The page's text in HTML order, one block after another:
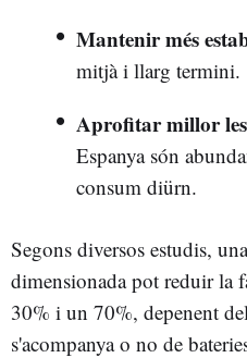
Mantenir més
mitjà i llarg termini.
Aprofitar millor les
Espanya són
consum diürn.
Segons diversos estudis,
dimensionada pot reduir la
30% i un 70%, depenent
s'acompanya o no de